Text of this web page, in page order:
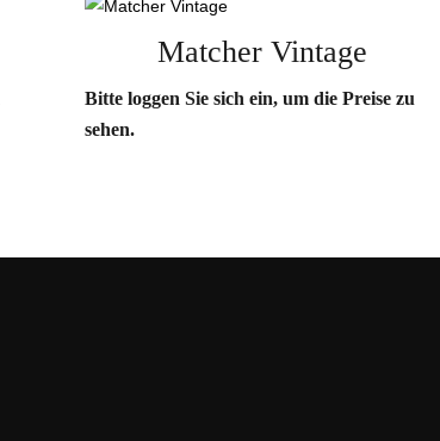
Matcher Vintage
Bitte loggen Sie sich ein, um die Preise zu
sehen.